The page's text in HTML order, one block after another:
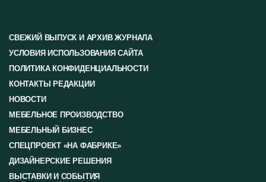
СВЕЖИЙ ВЫПУСК И АРХИВ ЖУРНАЛА
УСЛОВИЯ ИСПОЛЬЗОВАНИЯ САЙТА
ПОЛИТИКА КОНФИДЕНЦИАЛЬНОСТИ
КОНТАКТЫ РЕДАКЦИИ
НОВОСТИ
МЕБЕЛЬНОЕ ПРОИЗВОДСТВО
МЕБЕЛЬНЫЙ БИЗНЕС
СПЕЦПРОЕКТ «НА ФАБРИКЕ»
ДИЗАЙНЕРСКИЕ РЕШЕНИЯ
ВЫСТАВКИ И СОБЫТИЯ